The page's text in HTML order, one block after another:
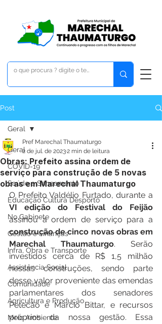
Post
Geral
COVID-19
Saúde e Saneamento
Educação Cultura Desporto
No Gabinete
Gestão e Finanças
Infra, Obra e Transporte
Assistência Social
Comunidade
Agricultura e Produção
Meio Ambiente
Geral
Obras: Prefeito assina ordem de
serviço para construção de 5 novas
obras em Marechal Thaumaturgo
Pref Marechal Thaumaturgo
2 de jul. de 20232 min de leitura
VI edição do Festival do Feijão
construção de cinco novas obras em
Marechal Thaumaturgo. Serão
investidos cerca de R$ 1,5 milhão
nessas construções, sendo parte
desse valor proveniente das emendas
parlamentares dos senadores
Petecão e Marcio Bittar, e recursos
próprios da nossa gestão. Essa